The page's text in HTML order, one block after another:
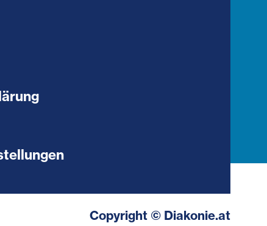
Copyright © Diakonie.at